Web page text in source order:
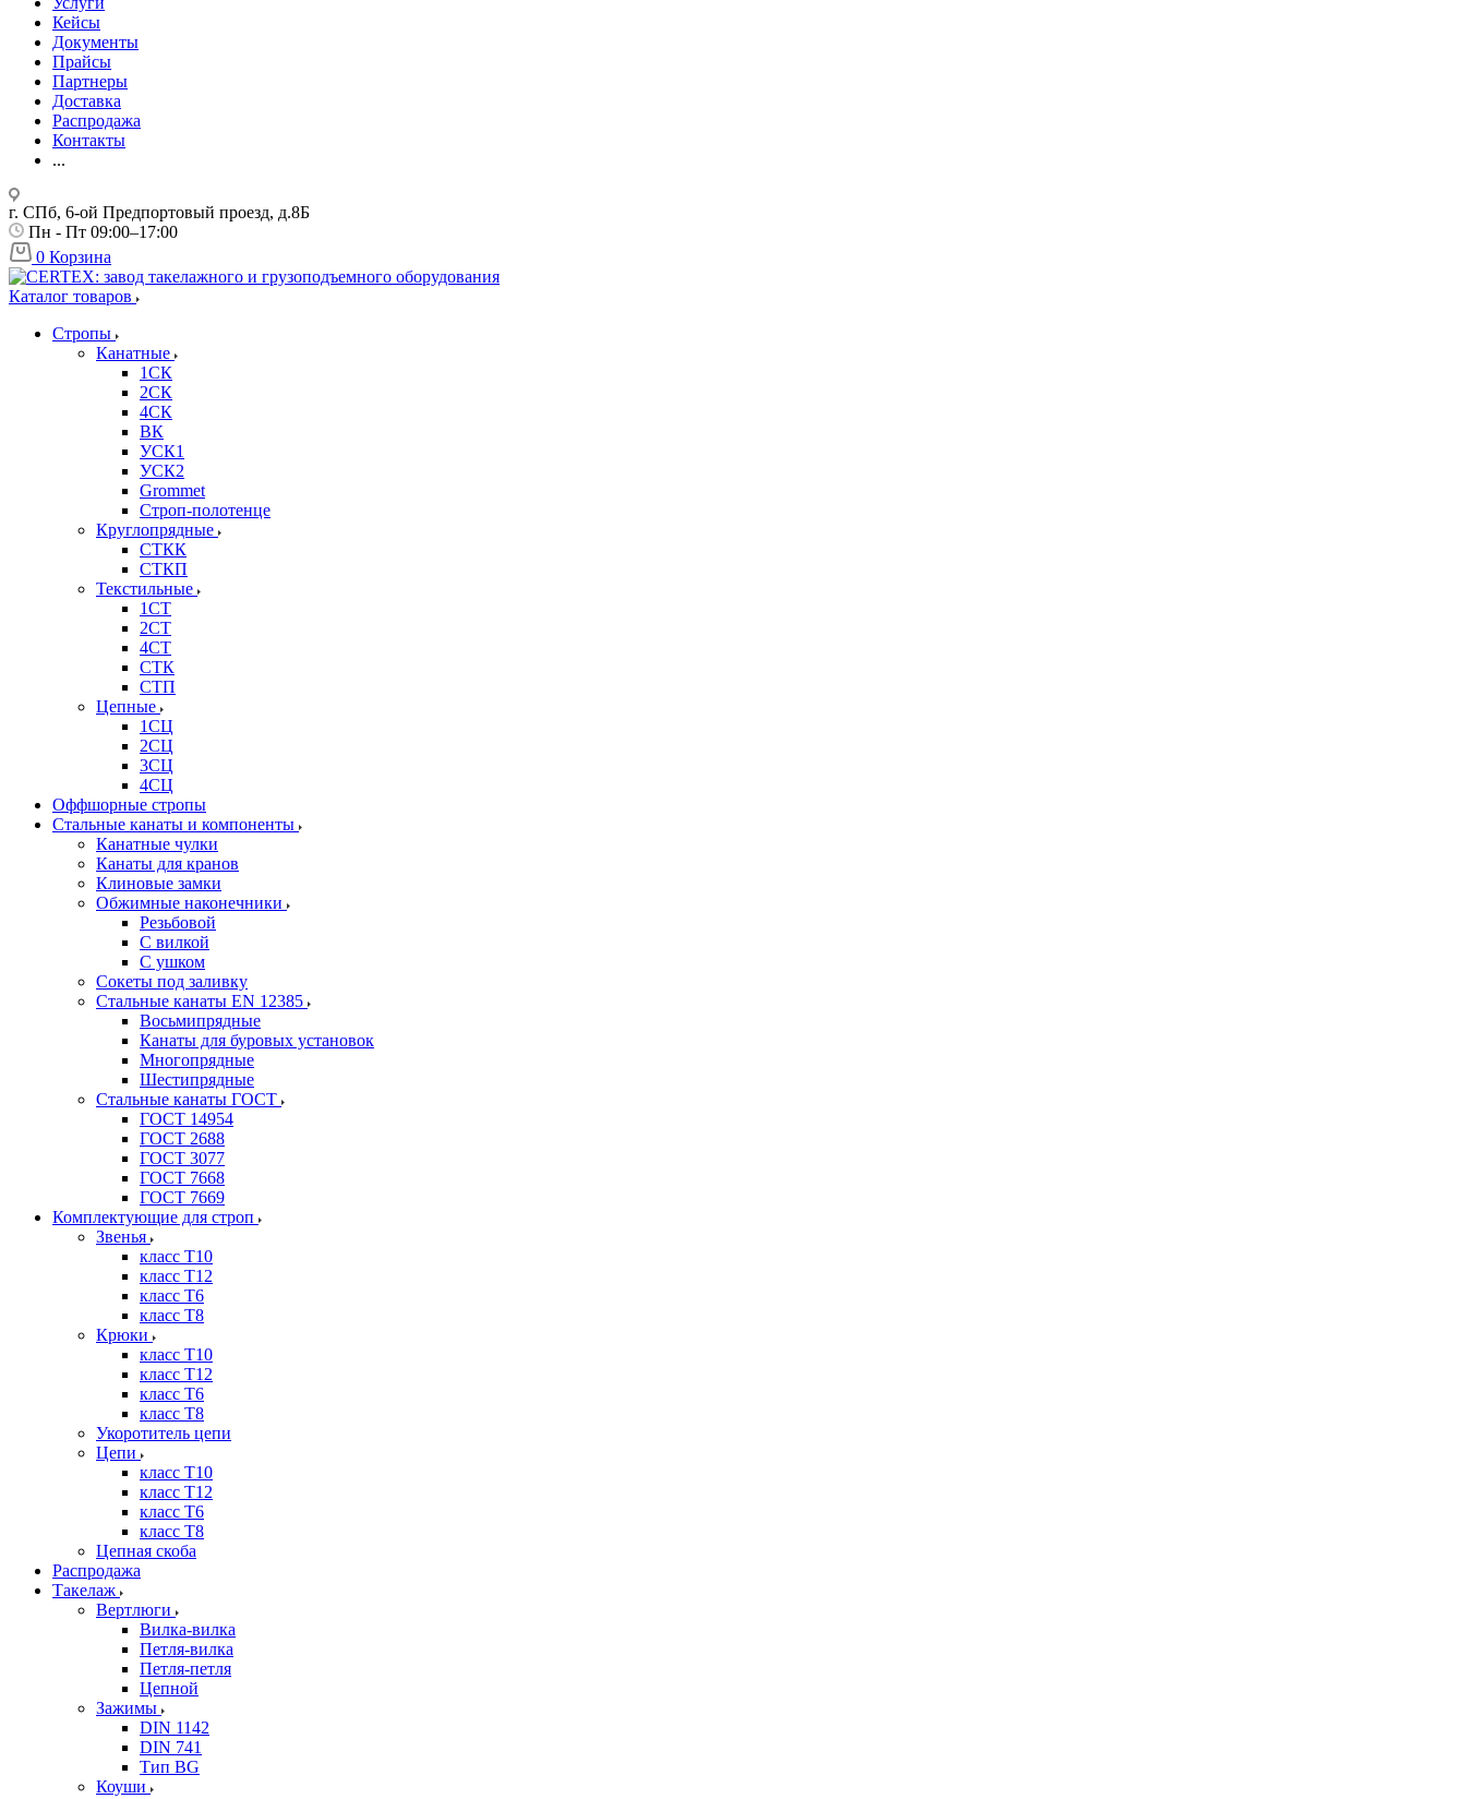
Кейсы
Документы
Прайсы
Партнеры
Доставка
Распродажа
Контакты
...
г. СПб, 6-ой Предпортовый проезд, д.8Б
Пн - Пт 09:00–17:00
0 Корзина
Каталог товаров
Стропы
Канатные
1СК
2СК
4СК
ВК
УСК1
УСК2
Grommet
Строп-полотенце
Круглопрядные
СТКК
СТКП
Текстильные
1СТ
2СТ
4СТ
СТК
СТП
Цепные
1СЦ
2СЦ
3СЦ
4СЦ
Оффшорные стропы
Стальные канаты и компоненты
Канатные чулки
Канаты для кранов
Клиновые замки
Обжимные наконечники
Резьбовой
С вилкой
С ушком
Сокеты под заливку
Стальные канаты EN 12385
Восьмипрядные
Канаты для буровых установок
Многопрядные
Шестипрядные
Стальные канаты ГОСТ
ГОСТ 14954
ГОСТ 2688
ГОСТ 3077
ГОСТ 7668
ГОСТ 7669
Комплектующие для строп
Звенья
класс Т10
класс Т12
класс Т6
класс Т8
Крюки
класс Т10
класс Т12
класс Т6
класс Т8
Укоротитель цепи
Цепи
класс Т10
класс Т12
класс Т6
класс Т8
Цепная скоба
Распродажа
Такелаж
Вертлюги
Вилка-вилка
Петля-вилка
Петля-петля
Цепной
Зажимы
DIN 1142
DIN 741
Тип BG
Коуши